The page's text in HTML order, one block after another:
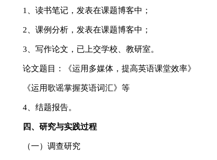
1、读书笔记，发表在课题博客中；
2、课例分析，发表在课题博客中；
3、写作论文，已上交学校、教研室。
论文题目：《运用多媒体，提高英语课堂效率》
《运用歌谣掌握英语词汇》等
4、结题报告。
四、研究与实践过程
（一）调查研究